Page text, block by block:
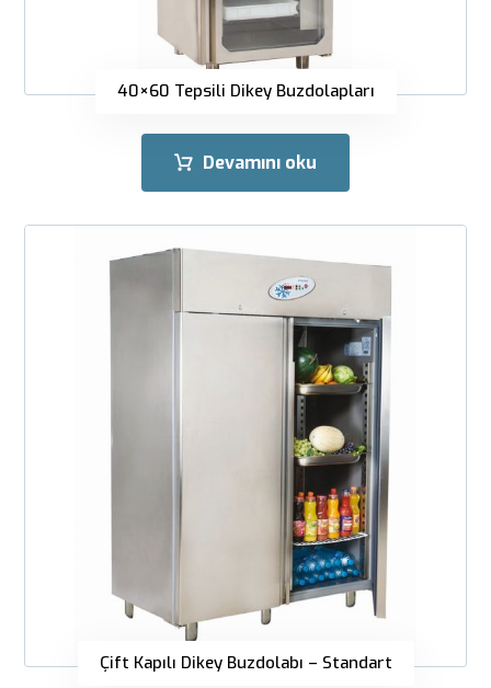
40×60 Tepsili Dikey Buzdolapları
Devamını oku
Çift Kapılı Dikey Buzdolabı – Standart